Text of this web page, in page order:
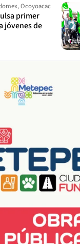
,Ocoyoacac
primer
jóvenes de